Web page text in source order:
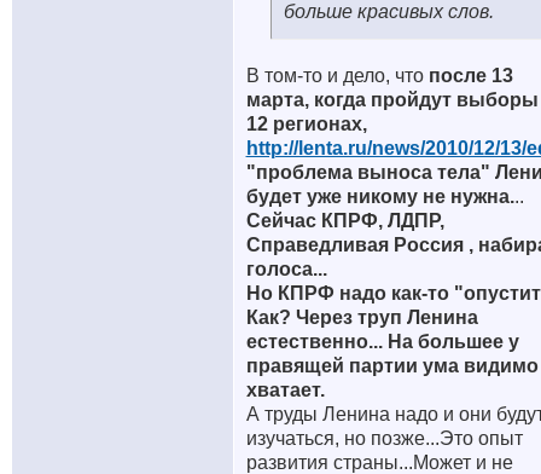
больше красивых слов.
В том-то и дело, что после 13
марта, когда пройдут выборы
12 регионах,
http://lenta.ru/news/2010/12/13/
"проблема выноса тела"
будет уже никому не нужна...
Сейчас КПРФ, ЛДПР,
Справедливая Россия ,
голоса...
Но КПРФ надо как-то
Как? Через труп Ленина
естественно... На большее у
правящей партии ума видимо
хватает.
А труды Ленина надо и они
изучаться, но позже...Это опыт
развития страны...Может и не